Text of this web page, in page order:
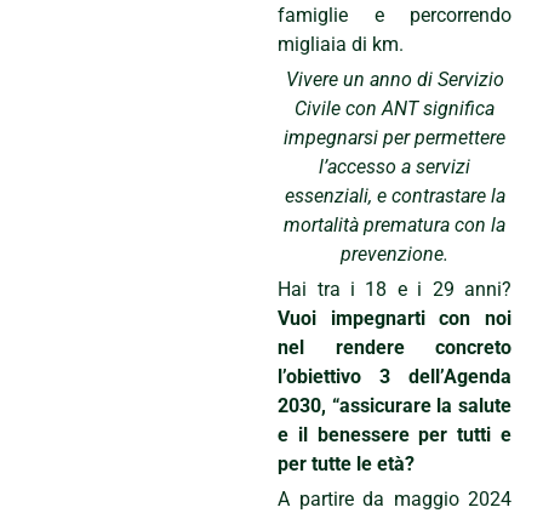
famiglie e percorrendo
migliaia di km.
Vivere un anno di Servizio
Civile con ANT significa
impegnarsi per permettere
l’accesso a servizi
essenziali, e contrastare la
mortalità prematura con la
prevenzione.
Hai tra i 18 e i 29 anni?
Vuoi impegnarti con noi
nel rendere concreto
l’obiettivo 3 dell’Agenda
2030, “assicurare la salute
e il benessere per tutti e
per tutte le età?
A partire da maggio 2024